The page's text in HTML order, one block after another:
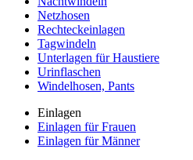
Netzhosen
Rechteckeinlagen
Tagwindeln
Unterlagen für Haustiere
Urinflaschen
Windelhosen, Pants
Einlagen
Einlagen für Frauen
Einlagen für Männer